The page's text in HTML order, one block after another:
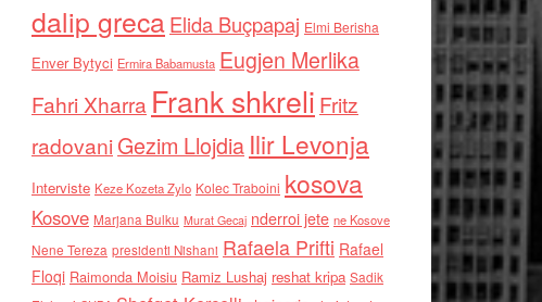
dalip grecaElida Buçpapaj Elmi Berisha
Enver Bytyci Ermira Babamusta Eugjen Merlika
Fahri Xharra Frank shkreli Fritz
radovaniGezim Llojdia Ilir Levonja
Interviste Keze Kozeta Zylo Kolec Traboini kosova
Kosove Marjana Bulku Murat Gecaj nderroi jete ne Kosove
Nene Tereza presidenti Nishani Rafaela Prifti Rafael
Floqi Raimonda Moisiu Ramiz Lushaj reshat kripa Sadik